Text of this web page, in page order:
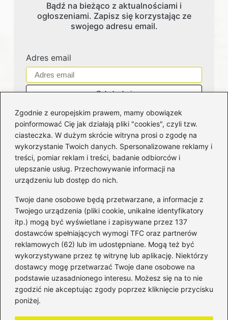
Zgodnie z europejskim prawem, mamy obowiązek
poinformować Cię jak działają pliki "cookies", czyli tzw.
ciasteczka. W dużym skrócie witryna prosi o zgodę na
wykorzystanie Twoich danych. Spersonalizowane reklamy i
treści, pomiar reklam i treści, badanie odbiorców i
ulepszanie usług. Przechowywanie informacji na
urządzeniu lub dostęp do nich.
Twoje dane osobowe będą przetwarzane, a informacje z
Twojego urządzenia (pliki cookie, unikalne identyfikatory
itp.) mogą być wyświetlane i zapisywane przez 137
dostawców spełniających wymogi TFC oraz partnerów
reklamowych (62) lub im udostępniane. Mogą też być
wykorzystywane przez tę witrynę lub aplikację. Niektórzy
dostawcy mogę przetwarzać Twoje dane osobowe na
podstawie uzasadnionego interesu. Możesz się na to nie
zgodzić nie akceptując zgody poprzez kliknięcie przycisku
poniżej.
Bądź na bieżąco z aktualnościami i
ogłoszeniami. Zapisz się korzystając ze
swojego adresu email.
Adres email
Kategorie
Bankowość (181)
Fundusze
(36)
Giełda(28)
Inwestycje(49)
Rentowność(32)
Rozliczenia(196)
Świadczenia socjalne(59)
Waluty(21)
Windykacja(49)